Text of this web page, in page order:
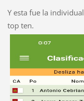
Y esta fue la
top ten.